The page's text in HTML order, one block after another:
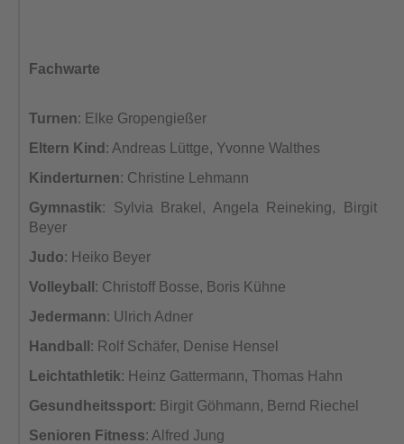
Fachwarte
Turnen: Elke Gropengießer
Eltern Kind : Andreas Lüttge, Yvonne Walthes
Kinderturnen: Christine Lehmann
Gymnastik: Sylvia Brakel, Angela Reineking, Birgit
Beyer
Judo: Heiko Beyer
Volleyball : Christoff Bosse, Boris Kühne
Jedermann: Ulrich Adner
Handball : Rolf Schäfer, Denise Hensel
Leichtathletik: Heinz Gattermann, Thomas Hahn
Gesundheitssport: Birgit Göhmann, Bernd Riechel
Senioren Fitness: Alfred Jung